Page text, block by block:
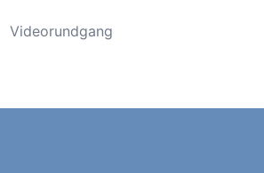
Videorundgang